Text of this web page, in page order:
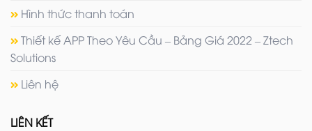
Hình thức thanh toán
Thiết kế APP Theo Yêu Cầu – Bảng Giá 2022 – Ztech
Solutions
Liên hệ
LIÊN KẾT